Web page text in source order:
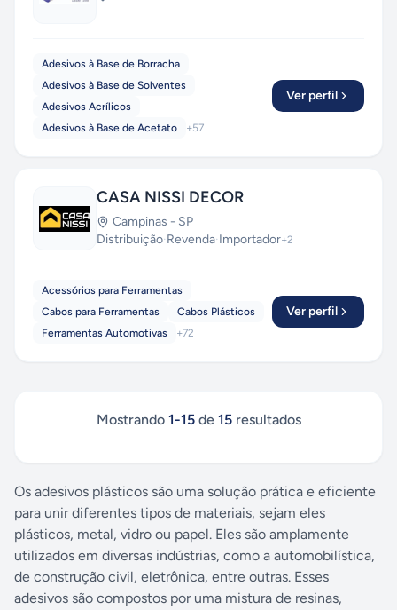
Adesivos à Base de Borracha
Adesivos à Base de Solventes
Adesivos Acrílicos
Adesivos à Base de Acetato
+57
Ver perfil
CASA NISSI DECOR
Campinas - SP
Distribuição·Revenda·Importador+2
Acessórios para Ferramentas
Cabos para Ferramentas
Cabos Plásticos
Ferramentas Automotivas
+72
Ver perfil
Mostrando 1-15de 15resultados
Os adesivos plásticos são uma solução prática e eficiente
para unir diferentes tipos de materiais, sejam eles
plásticos, metal, vidro ou papel. Eles são amplamente
utilizados em diversas indústrias, como a automobilística,
de construção civil, eletrônica, entre outras. Esses
adesivos são compostos por uma mistura de resinas,